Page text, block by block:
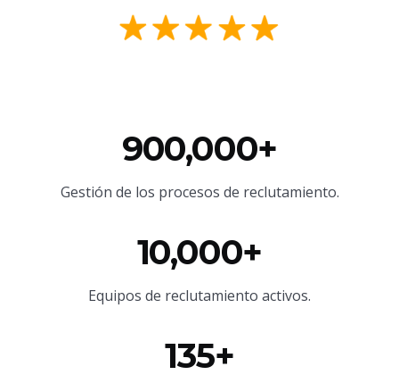
900,000+
Gestión de los procesos de reclutamiento.
10,000+
Equipos de reclutamiento activos.
135+